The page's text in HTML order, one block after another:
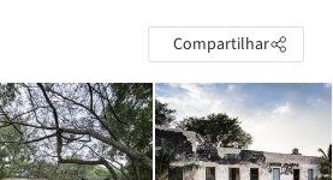
Compartilhar